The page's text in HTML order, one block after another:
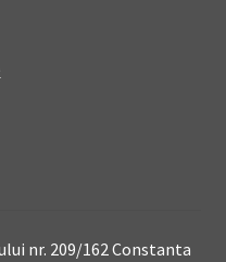
nr. 209/162 Constanta